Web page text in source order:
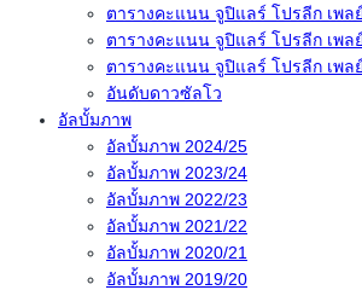
ตารางคะแนน จูปิแลร์ โปรลีก เพล
ตารางคะแนน จูปิแลร์ โปรลีก เพล
ตารางคะแนน จูปิแลร์ โปรลีก เพล
อันดับดาวซัลโว
อัลบั้มภาพ
อัลบั้มภาพ 2024/25
อัลบั้มภาพ 2023/24
อัลบั้มภาพ 2022/23
อัลบั้มภาพ 2021/22
อัลบั้มภาพ 2020/21
อัลบั้มภาพ 2019/20